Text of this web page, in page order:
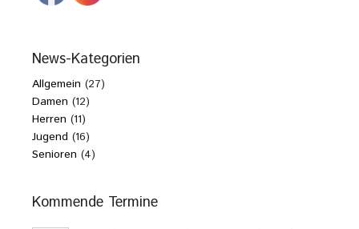
News-Kategorien
Allgemein (27)
Damen (12)
Herren (11)
Jugend (16)
Senioren (4)
Kommende Termine